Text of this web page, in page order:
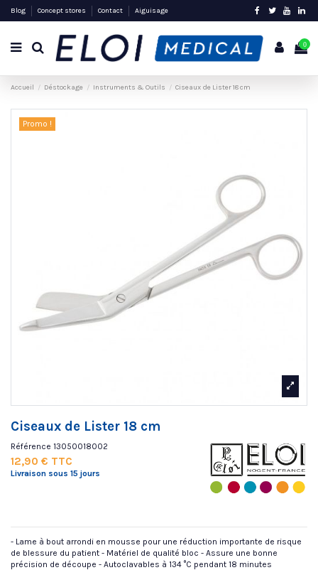
Blog Concept stores Contact Aiguisage
0
Accueil Déstockage Instruments & Outils Ciseaux de Lister 18 cm
Promo !
Ciseaux de Lister 18 cm
Référence 13050018002
12,90 € TTC
Livraison sous 15 jours
- Lame à bout arrondi en mousse pour une réduction importante de risque
de blessure du patient - Matériel de qualité bloc - Assure une bonne
précision de découpe - Autoclavables à 134 °C pendant 18 minutes